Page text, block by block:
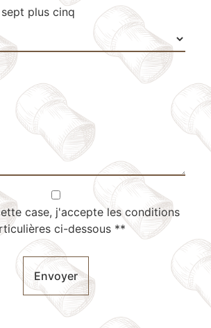
plus cinq
case, j'accepte les conditions
ci-dessous **
Envoyer